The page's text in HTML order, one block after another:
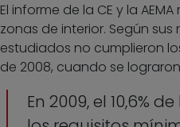
El informe de la CE y la
zonas de interior. Según sus
estudiados no cumplieron
de 2008, cuando se
En 2009, el 10,6%